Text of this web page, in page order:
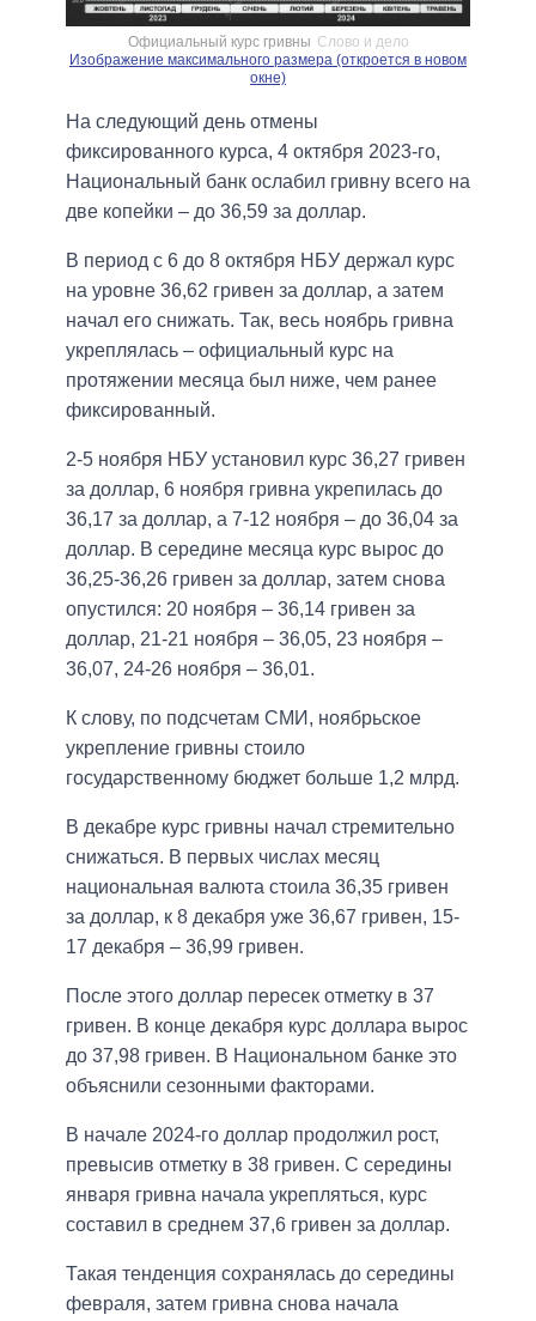
Официальный курс гривны Слово и дело
Изображение максимального размера (откроется в новом
окне)
На следующий день отмены
фиксированного курса, 4 октября 2023-го,
Национальный банк ослабил гривну всего на
две копейки – до 36,59 за доллар.
В период с 6 до 8 октября НБУ держал курс
на уровне 36,62 гривен за доллар, а затем
начал его снижать. Так, весь ноябрь гривна
укреплялась – официальный курс на
протяжении месяца был ниже, чем ранее
фиксированный.
2-5 ноября НБУ установил курс 36,27 гривен
за доллар, 6 ноября гривна укрепилась до
36,17 за доллар, а 7-12 ноября – до 36,04 за
доллар. В середине месяца курс вырос до
36,25-36,26 гривен за доллар, затем снова
опустился: 20 ноября – 36,14 гривен за
доллар, 21-21 ноября – 36,05, 23 ноября –
36,07, 24-26 ноября – 36,01.
К слову, по подсчетам СМИ, ноябрьское
укрепление гривны стоило
государственному бюджет больше 1,2 млрд.
В декабре курс гривны начал стремительно
снижаться. В первых числах месяц
национальная валюта стоила 36,35 гривен
за доллар, к 8 декабря уже 36,67 гривен, 15-
17 декабря – 36,99 гривен.
После этого доллар пересек отметку в 37
гривен. В конце декабря курс доллара вырос
до 37,98 гривен. В Национальном банке это
объяснили сезонными факторами.
В начале 2024-го доллар продолжил рост,
превысив отметку в 38 гривен. С середины
января гривна начала укрепляться, курс
составил в среднем 37,6 гривен за доллар.
Такая тенденция сохранялась до середины
февраля, затем гривна снова начала